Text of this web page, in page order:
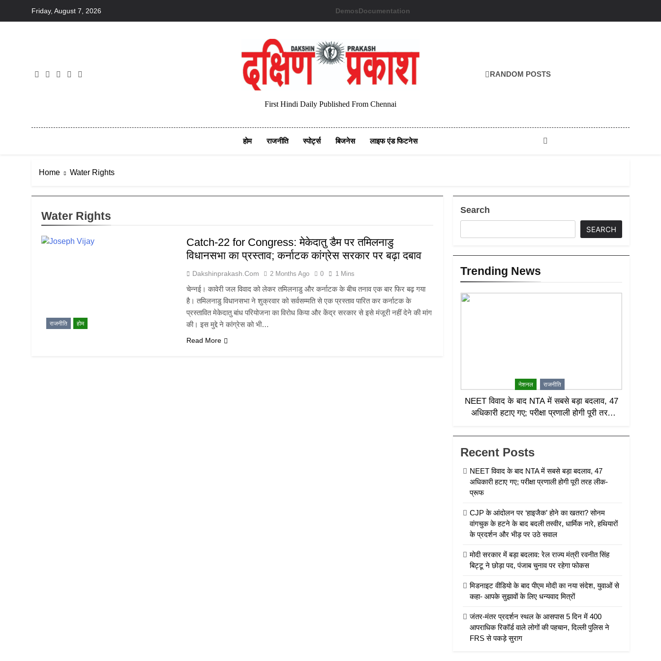
Friday, August 7, 2026 DemosDocumentation
First Hindi Daily Published From Chennai
RANDOM POSTS
होम राजनीति स्पोर्ट्स बिजनेस लाइफ एंड फिटनेस
Home Water Rights
Water Rights
राजनीति होम
Catch-22 for Congress: मेकेदातु डैम पर तमिलनाडु
विधानसभा का प्रस्ताव; कर्नाटक कांग्रेस सरकार पर बढ़ा दबाव
Dakshinprakash.com 2 Months Ago 0 1 Mins
चेन्नई। कावेरी जल विवाद को लेकर तमिलनाडु और कर्नाटक के बीच तनाव एक बार फिर बढ़ गया
है। तमिलनाडु विधानसभा ने शुक्रवार को सर्वसम्मति से एक प्रस्ताव पारित कर कर्नाटक के
प्रस्तावित मेकेदातु बांध परियोजना का विरोध किया और केंद्र सरकार से इसे मंजूरी नहीं देने की मांग
की। इस मुद्दे ने कांग्रेस को भी…
Read More
Search
SEARCH
Trending News
नेशनल राजनीति
NEET विवाद के बाद NTA में सबसे बड़ा बदलाव, 47
अधिकारी हटाए गए; परीक्षा प्रणाली होगी पूरी तरह
Recent Posts
NEET विवाद के बाद NTA में सबसे बड़ा बदलाव, 47
अधिकारी हटाए गए; परीक्षा प्रणाली होगी पूरी तरह लीक-
प्रूफ
CJP के आंदोलन पर ‘हाइजैक’ होने का खतरा? सोनम
वांगचुक के हटने के बाद बदली तस्वीर, धार्मिक नारे, हथियारों
के प्रदर्शन और भीड़ पर उठे सवाल
मोदी सरकार में बड़ा बदलाव: रेल राज्य मंत्री रवनीत सिंह
बिट्टू ने छोड़ा पद, पंजाब चुनाव पर रहेगा फोकस
मिडनाइट वीडियो के बाद पीएम मोदी का नया संदेश, युवाओं से
कहा- आपके सुझावों के लिए धन्यवाद मित्रों
जंतर-मंतर प्रदर्शन स्थल के आसपास 5 दिन में 400
आपराधिक रिकॉर्ड वाले लोगों की पहचान, दिल्ली पुलिस ने
FRS से पकड़े सुराग